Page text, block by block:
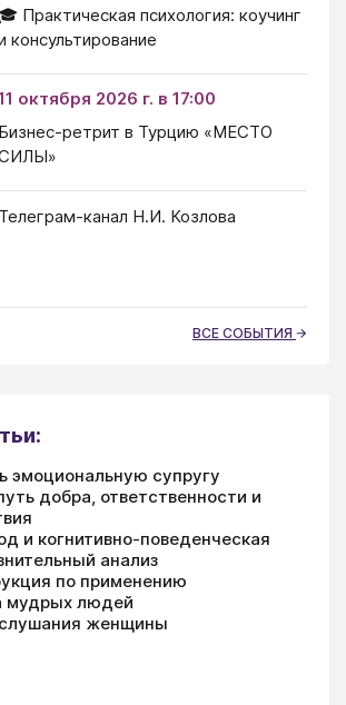
🎓 Практическая психология: коучинг
консультирование
октября 2026 г. в 17:00
Бизнес-ретрит в Турцию «МЕСТО
Телеграм-канал Н.И. Козлова
ВСЕ СОБЫТИЯ
эмоциональную супругу
добра, ответственности и
и когнитивно-поведенческая
анализ
по применению
мудрых людей
женщины